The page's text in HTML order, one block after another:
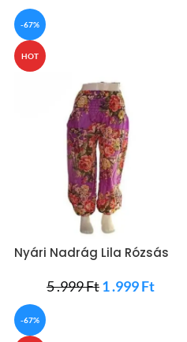
-67%
HOT
Nyári Nadrág Lila Rózsás
5 .999Ft1 .999Ft
-67%